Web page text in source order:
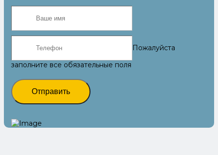
Пожалуйста
заполните все обязательные поля
Отправить